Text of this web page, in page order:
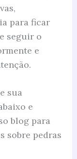
para ficar
seguir o
e
sua
e
blog para
sobre pedras